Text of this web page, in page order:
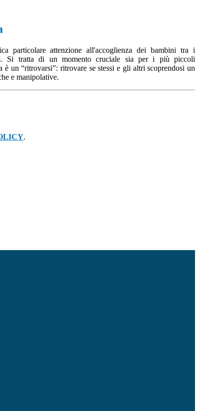
particolare attenzione all'accoglienza dei bambini tra i
Si tratta di un momento cruciale sia per i più piccoli
un “ritrovarsi”: ritrovare se stessi e gli altri scoprendosi un
e manipolative.
.